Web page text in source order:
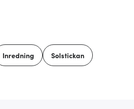
Inredning Solstickan